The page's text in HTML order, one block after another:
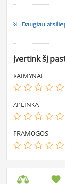
Daugiau
Įvertink šį
KAIMYNAI
APLINKA
PRAMOGOS